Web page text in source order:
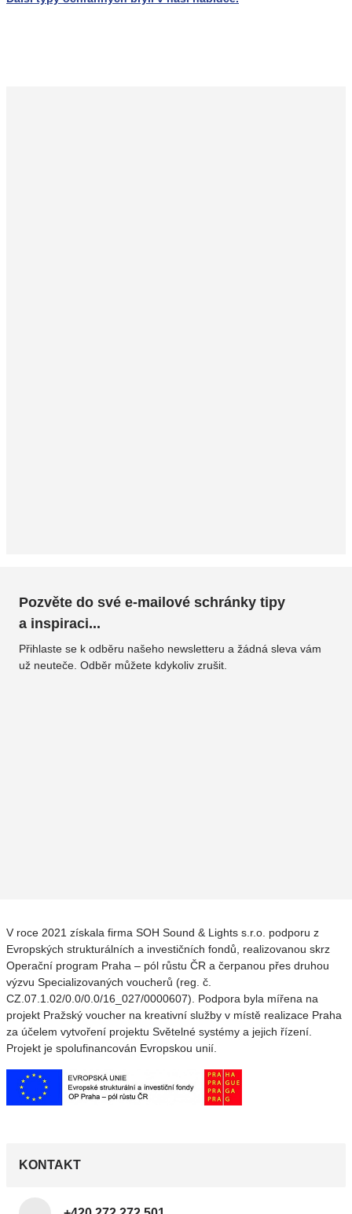
Pozvěte do své e-mailové schránky tipy
a inspiraci...
Přihlaste se k odběru našeho newsletteru a žádná sleva vám
už neuteče. Odběr můžete kdykoliv zrušit.
V roce 2021 získala firma SOH Sound & Lights s.r.o. podporu z
Evropských strukturálních a investičních fondů, realizovanou skrz
Operační program Praha – pól růstu ČR a čerpanou přes druhou
výzvu Specializovaných voucherů (reg. č.
CZ.07.1.02/0.0/0.0/16_027/0000607). Podpora byla mířena na
projekt Pražský voucher na kreativní služby v místě realizace Praha
za účelem vytvoření projektu Světelné systémy a jejich řízení.
Projekt je spolufinancován Evropskou unií.
KONTAKT